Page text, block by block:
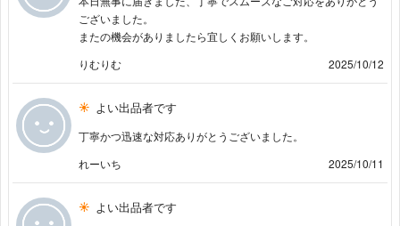
ございました。
またの機会がありましたら宜しくお願いします。
りむりむ
2025/10/12
よい出品者です
丁寧かつ迅速な対応ありがとうございました。
れーいち
2025/10/11
よい出品者です